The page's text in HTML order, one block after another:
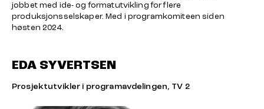
jobbet med ide- og formatutvikling for flere
produksjonsselskaper. Med i programkomiteen siden
høsten 2024.
EDA SYVERTSEN
Prosjektutvikler i programavdelingen, TV 2